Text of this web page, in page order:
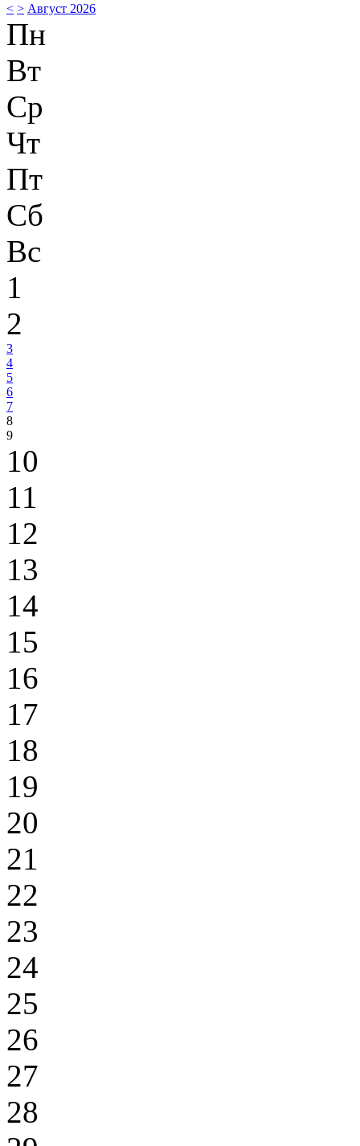
< > Август 2026
Пн
Вт
Ср
Чт
Пт
Сб
Вс
1
2
3
4
5
6
7
8
9
10
11
12
13
14
15
16
17
18
19
20
21
22
23
24
25
26
27
28